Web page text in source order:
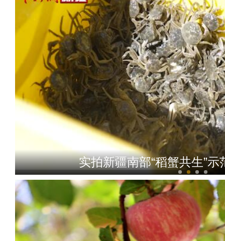
《上海古丽》男主米热：上